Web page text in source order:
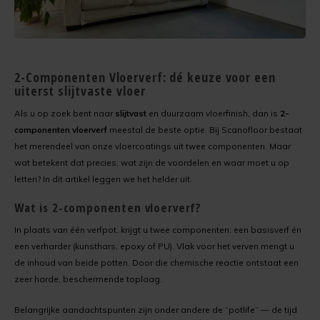
Kunststofcoat
Linoleumcoat
PVC-Coat
Woonkamercoat
Clearprimer
Cementdekvloer verven
Garagevloer verven
Granietvloer verven
Kunststofvloer verven
Keldervloer verven
Verwijderen
Bestendigheid
Problemen Voorkomen
Cementdekvloer met vloerverwarming verven
Laminaatvloer verven met kunststofcoat
Garagevloer verven met vloerverf
2-Componenten Vloerverf: dé keuze voor een
uiterst slijtvaste vloer
Als u op zoek bent naar slijtvast en duurzaam vloerfinish, dan is 2-
componenten vloerverf meestal de beste optie. Bij Scanofloor bestaat
het merendeel van onze vloercoatings uit twee componenten. Maar
wat betekent dat precies, wat zijn de voordelen en waar moet u op
letten? In dit artikel leggen we het helder uit.
Wat is 2-componenten vloerverf?
In plaats van één verfpot, krijgt u twee componenten: een basisverf én
een verharder (kunst­hars, epoxy of PU). Vlak voor het verven mengt u
de inhoud van beide potten. Door die chemische reactie ontstaat een
zeer harde, beschermende toplaag.
Belangrijke aandachtspunten zijn onder andere de “potlife” — de tijd